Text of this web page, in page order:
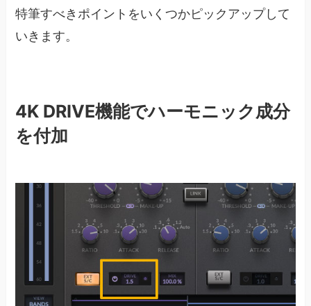
特筆すべきポイントをいくつかピックアップして
いきます。
4K DRIVE機能でハーモニック成分
を付加